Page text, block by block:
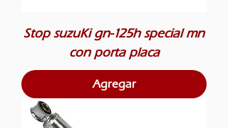
Stop suzuKi gn-125h special mn
con porta placa
Agregar